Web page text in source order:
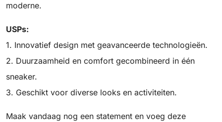
moderne.
USPs:
1. Innovatief design met geavanceerde technologieën.
2. Duurzaamheid en comfort gecombineerd in één
sneaker.
3. Geschikt voor diverse looks en activiteiten.
Maak vandaag nog een statement en voeg deze